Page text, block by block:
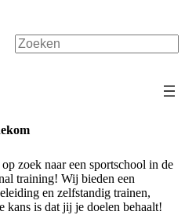
Zoeken
zoek naar een sportschool in de
training! Wij bieden een
en zelfstandig trainen,
kans is dat jij je doelen behaalt!